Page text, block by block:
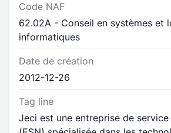
Code NAF
62.02A - Conseil en systèmes et
informatiques
Date de création
2012-12-26
Tag line
Jeci est une entreprise de